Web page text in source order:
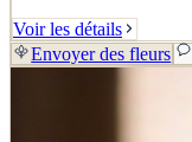
Voir les détails
Envoyer des fleurs